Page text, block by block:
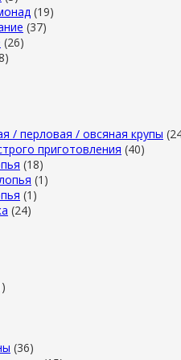
(19)
(37)
(26)
/ перловая / овсяная крупы
приготовления (40)
(18)
(1)
(1)
(24)
(36)